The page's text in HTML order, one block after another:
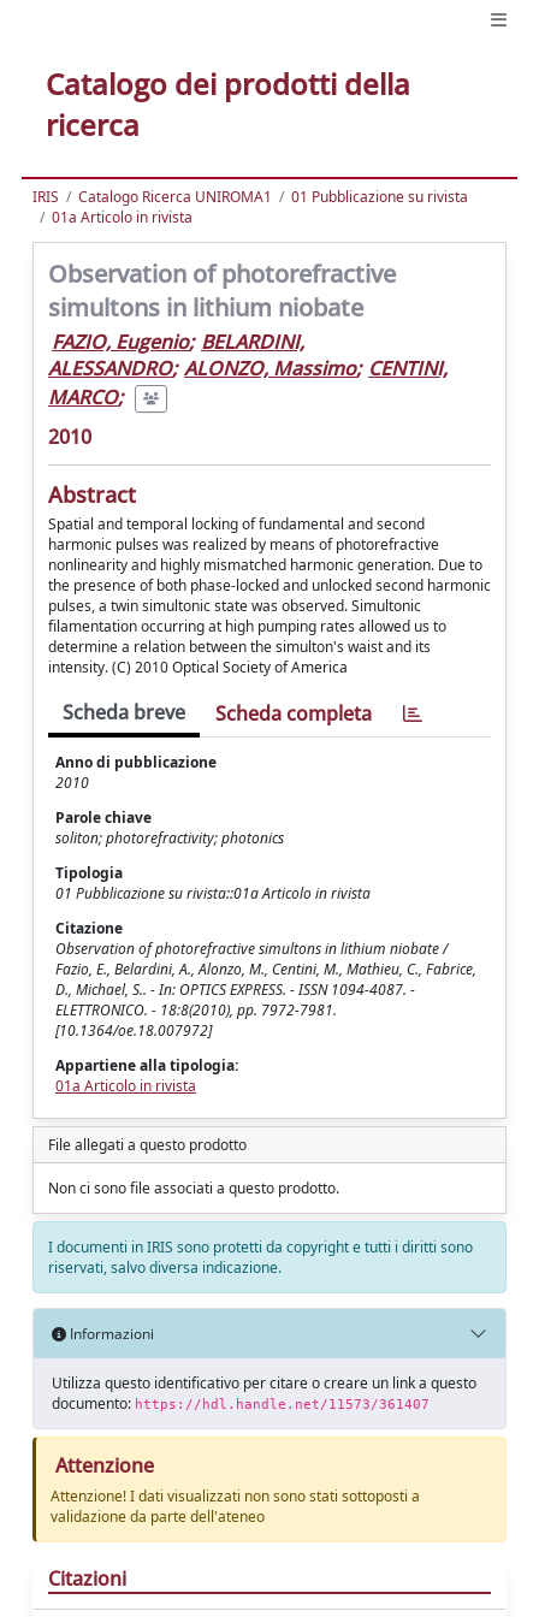
Catalogo dei prodotti della
ricerca
IRIS Catalogo Ricerca UNIROMA1
01 Pubblicazione su rivista
01a Articolo in rivista
Observation of photorefractive
simultons in lithium niobate
FAZIO, Eugenio; BELARDINI,
ALESSANDRO; ALONZO, Massimo; CENTINI,
MARCO;
2010
Abstract
Spatial and temporal locking of fundamental and second
harmonic pulses was realized by means of photorefractive
nonlinearity and highly mismatched harmonic generation. Due to
the presence of both phase-locked and unlocked second harmonic
pulses, a twin simultonic state was observed. Simultonic
filamentation occurring at high pumping rates allowed us to
determine a relation between the simulton's waist and its
intensity. (C) 2010 Optical Society of America
Scheda breve Scheda completa
Anno di pubblicazione
2010
Parole chiave
soliton; photorefractivity; photonics
Tipologia
01 Pubblicazione su rivista::01a Articolo in rivista
Citazione
Observation of photorefractive simultons in lithium niobate /
Fazio, E., Belardini, A., Alonzo, M., Centini, M., Mathieu, C., Fabrice,
D., Michael, S.. - In: OPTICS EXPRESS. - ISSN 1094-4087. -
ELETTRONICO. - 18:8(2010), pp. 7972-7981.
[10.1364/oe.18.007972]
Appartiene alla tipologia:
01a Articolo in rivista
File allegati a questo prodotto
Non ci sono file associati a questo prodotto.
I documenti in IRIS sono protetti da copyright e tutti i diritti sono
riservati, salvo diversa indicazione.
Informazioni
Utilizza questo identificativo per citare o creare un link a questo
documento: https://hdl.handle.net/11573/361407
Attenzione
Attenzione! I dati visualizzati non sono stati sottoposti a
validazione da parte dell'ateneo
Citazioni